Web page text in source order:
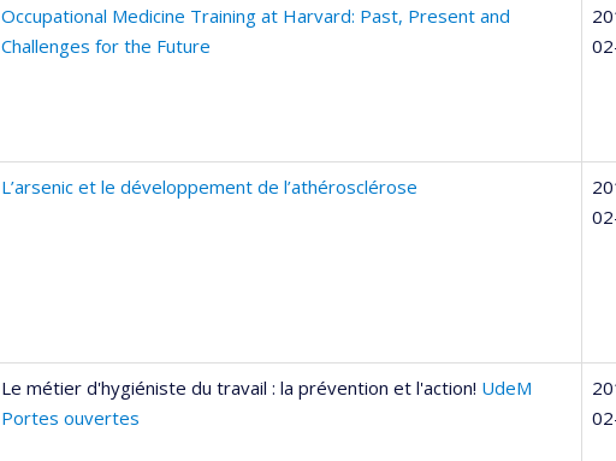
Occupational Medicine Training at Harvard: Past, Present and
Challenges for the Future
L’arsenic et le développement de l’athérosclérose
Le métier d'hygiéniste du travail : la prévention et l'action! UdeM
Portes ouvertes